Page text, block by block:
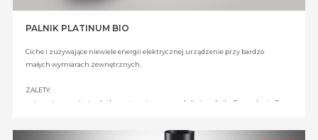
PALNIK PLATINUM BIO
Ciche i zużywające niewiele energii elektrycznej urządzenie przy bardzo
małych wymiarach zewnętrznych.
ZALETY:
automatyczny start palnika, automatyczna modulacja palnika Fuzzy Logic 2.
cieplną podczas startu i zatrzymania, niski pobór energii elektrycznej, kontrola